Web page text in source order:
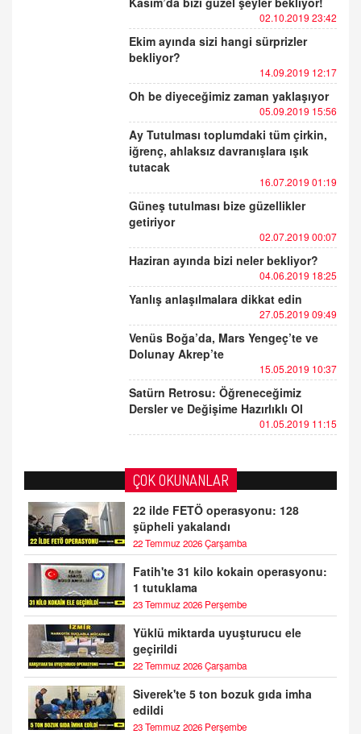
02.10.2019 23:42
Ekim ayında sizi hangi sürprizler
bekliyor?
14.09.2019 12:17
Oh be diyeceğimiz zaman yaklaşıyor
05.09.2019 15:56
Ay Tutulması toplumdaki tüm çirkin,
iğrenç, ahlaksız davranışlara ışık
tutacak
16.07.2019 01:19
Güneş tutulması bize güzellikler
getiriyor
02.07.2019 00:07
Haziran ayında bizi neler bekliyor?
04.06.2019 18:25
Yanlış anlaşılmalara dikkat edin
27.05.2019 09:49
Venüs Boğa’da, Mars Yengeç’te ve
Dolunay Akrep’te
15.05.2019 10:37
Satürn Retrosu: Öğreneceğimiz
Dersler ve Değişime Hazırlıklı Ol
01.05.2019 11:15
ÇOK OKUNANLAR
22 ilde FETÖ operasyonu: 128
şüpheli yakalandı
22 Temmuz 2026 Çarşamba
Fatih'te 31 kilo kokain operasyonu:
1 tutuklama
23 Temmuz 2026 Perşembe
Yüklü miktarda uyuşturucu ele
geçirildi
22 Temmuz 2026 Çarşamba
Siverek'te 5 ton bozuk gıda imha
edildi
23 Temmuz 2026 Perşembe